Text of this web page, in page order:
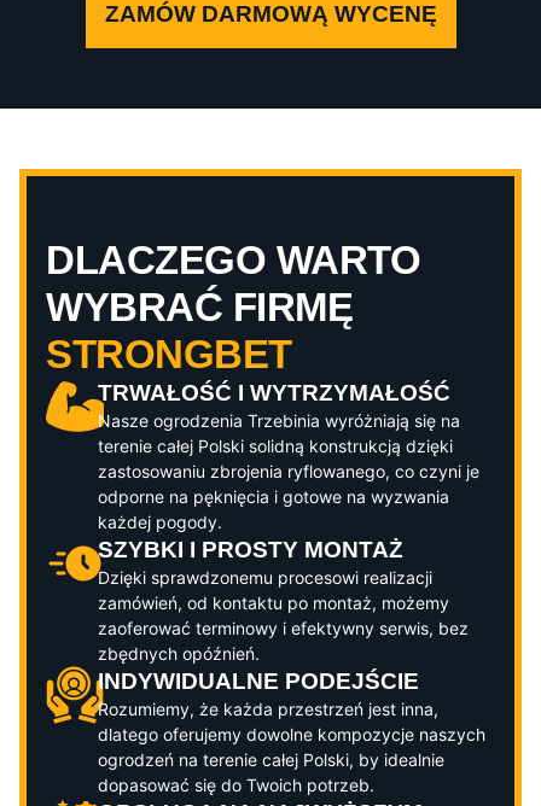
ZAMÓW DARMOWĄ WYCENĘ
DLACZEGO WARTO
WYBRAĆ FIRMĘ
STRONGBET
TRWAŁOŚĆ I WYTRZYMAŁOŚĆ
Nasze ogrodzenia Trzebinia wyróżniają się na
terenie całej Polski solidną konstrukcją dzięki
zastosowaniu zbrojenia ryflowanego, co czyni je
odporne na pęknięcia i gotowe na wyzwania
każdej pogody.
SZYBKI I PROSTY MONTAŻ
Dzięki sprawdzonemu procesowi realizacji
zamówień, od kontaktu po montaż, możemy
zaoferować terminowy i efektywny serwis, bez
zbędnych opóźnień.
INDYWIDUALNE PODEJŚCIE
Rozumiemy, że każda przestrzeń jest inna,
dlatego oferujemy dowolne kompozycje naszych
ogrodzeń na terenie całej Polski, by idealnie
dopasować się do Twoich potrzeb.